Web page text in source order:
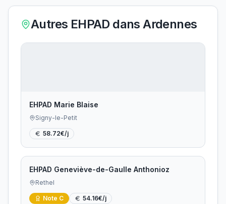
Autres EHPAD dansArdennes
EHPAD Marie Blaise
Signy-le-Petit
58.72€/j
EHPAD Geneviève-de-Gaulle Anthonioz
Rethel
Note C 54.16€/j